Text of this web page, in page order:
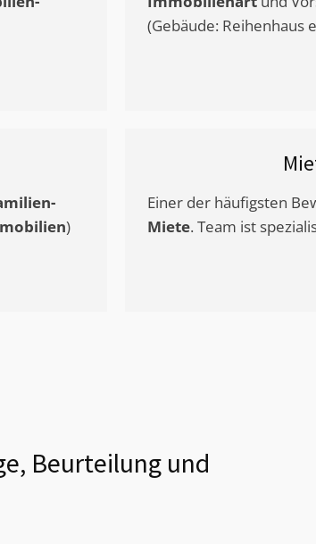
(Gebäude: Reihenhaus
)
Einer der häufigsten
Miete. Team ist
Beurteilung und